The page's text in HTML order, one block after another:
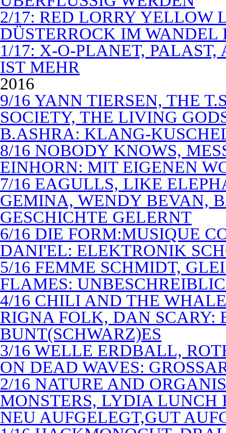
2/17: RED LORRY YELLOW
DÜSTERROCK IM WANDEL
1/17: X-O-PLANET,
IST MEHR
2016
9/16 YANN TIERSEN, THE
SOCIETY, THE LIVING
B.ASHRA: KLANG-
8/16 NOBODY KNOWS,
EINHORN: MIT EIGENEN
7/16 EAGULLS, LIKE
GEMINA, WENDY BEVAN,
GESCHICHTE GELERNT
6/16 DIE FORM:MUSIQUE
DANI'EL: ELEKTRONIK
5/16 FEMME SCHMIDT,
FLAMES:
4/16 CHILI AND THE
RIGNA FOLK, DAN SCARY:
BUNT(SCHWARZ)ES
3/16 WELLE ERDBALL,
ON DEAD WAVES:
2/16 NATURE AND
MONSTERS, LYDIA LUNCH
NEU AUFGELEGT,GUT